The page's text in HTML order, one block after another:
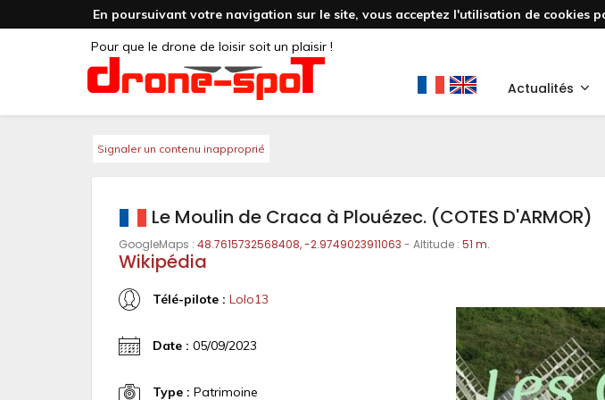
En poursuivant votre navigation sur le site, vous acceptez l'utilisation de cookies
Pour que le drone de loisir soit un plaisir !
Actualités
Signaler un contenu inapproprié
Le Moulin de Craca à Plouézec. (COTES D'ARMOR)
GoogleMaps : 48.7615732568408, -2.9749023911063 - Altitude : 51 m.
Wikipédia
Télé-pilote : Lolo13
Date : 05/09/2023
Type : Patrimoine